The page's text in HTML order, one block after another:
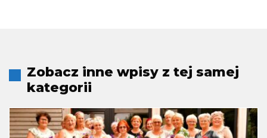
Zobacz inne wpisy z tej samej
kategorii